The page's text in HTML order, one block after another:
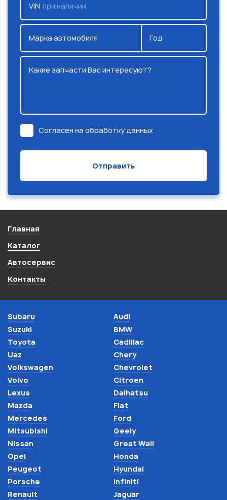
VIN при наличии
Марка автомобиля Год
Какие запчасти Вас интересуют?
Согласен на обработку данных
Главная
Каталог
Автосервис
Контакты
Audi
BMW
Cadillac
Chery
Chevrolet
Citroen
Daihatsu
Fiat
Ford
Geely
Great Wall
Honda
Hyundai
Infiniti
Jaguar
Lexus
Mazda
Mercedes
Mitsubishi
Nissan
Opel
Peugeot
Porsche
Renault
Subaru
Suzuki
Toyota
Uaz
Volkswagen
Volvo